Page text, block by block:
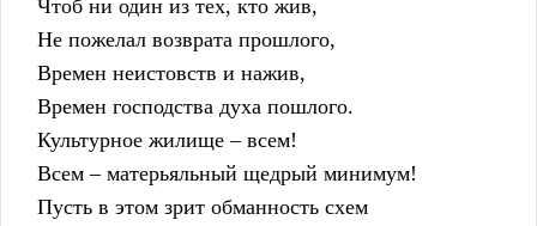
    Чтоб ни один из тех, кто жив,
    Не пожелал возврата прошлого,
    Времен неистовств и нажив,
    Времен господства духа пошлого.
    Культурное жилище – всем!
    Всем – матерьяльный щедрый минимум!
    Пусть в этом зрит обманность схем